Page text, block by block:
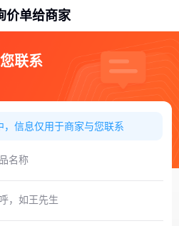
价单给商家
联系
，信息仅用于商家与您联系